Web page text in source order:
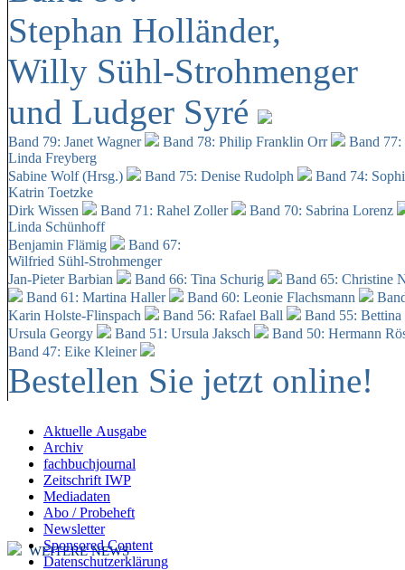
Stephan Holländer,
Willy Sühl-Strohmenger
und Ludger Syré
Band 79: Janet Wagner Band 78: Philip Franklin Orr
Band
Linda Freyberg
Sabine Wolf (Hrsg.)
Band 75: Denise Rudolph
Band 74:
Katrin Toetzke
Dirk Wissen
Band 71: Rahel Zoller
Band 70: Sabrina Lorenz
Linda Schünhoff
Benjamin Flämig
Band 67:
Wilfried Sühl-Strohmenger
Jan-Pieter Barbian
Band 66: Tina Schurig
Band 65: Christine
Band 61: Martina Haller
Band 60: Leonie Flachsmann
Karin Holste-Flinspach
Band 56: Rafael Ball
Band 55:
Ursula Georgy
Band 51: Ursula Jaksch Band 50: Hermann
Band 47: Eike Kleiner
Bestellen Sie jetzt online!
Aktuelle Ausgabe
Archiv
fachbuchjournal
Zeitschrift IWP
Mediadaten
Abo / Probeheft
Newsletter
Sponsored Content
Datenschutzerklärung
WEITERE NEWS